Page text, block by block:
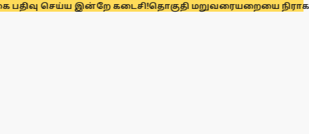
இன்றே கடைசி!தொகுதி மறுவரையறையை நிராகரிக்க